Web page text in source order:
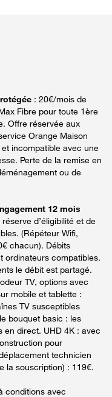
: 20€/mois de
Fibre pour toute 1ère
Offre réservée aux
Orange Maison
incompatible avec une
Perte de la remise en
ou de
12 mois
d’éligibilité et de
(Répéteur Wifi,
chacun). Débits
ordinateurs compatibles.
le débit est partagé.
TV, options avec
mobile et tablette :
TV susceptibles
bouquet basic : les
en direct. UHD 4K : avec
pour
technicien
la souscription) : 119€.
conditions avec